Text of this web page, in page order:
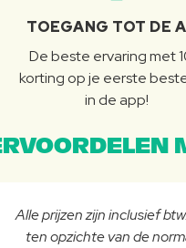
TOEGANG TOT DE
De beste ervaring met
korting op je eerste
in de app!
Alle prijzen zijn inclusief
ten opzichte van de